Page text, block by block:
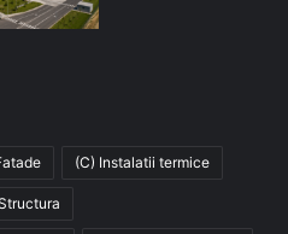
(C) Instalatii termice